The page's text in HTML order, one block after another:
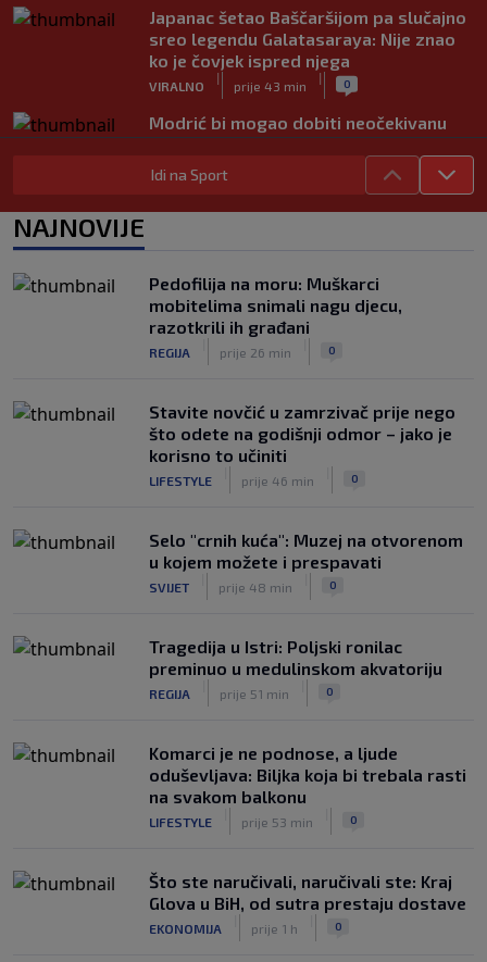
Japanac šetao Baščaršijom pa slučajno
sreo legendu Galatasaraya: Nije znao
ko je čovjek ispred njega
VIRALNO
|
prije 43 min
| 0
Modrić bi mogao dobiti neočekivanu
ulogu u Milanu: Gazzetta nagovijestila
veliki potez
|
| | 0
Isiah Thomas kritikovao Celticse zbog
odnosa prema Brownu: "Nikada ih
Idi na Sport
NAJNOVIJE
Pedofilija na moru: Muškarci
mobitelima snimali nagu djecu,
razotkrili ih građani
REGIJA prije 26 min 0
Stavite novčić u zamrzivač prije nego
što odete na godišnji odmor – jako je
korisno to učiniti
LIFESTYLE prije 46 min 0
Selo "crnih kuća": Muzej na otvorenom
u kojem možete i prespavati
SVIJET prije 48 min 0
Tragedija u Istri: Poljski ronilac
preminuo u medulinskom akvatoriju
REGIJA prije 51 min 0
Komarci je ne podnose, a ljude
oduševljava: Biljka koja bi trebala rasti
na svakom balkonu
LIFESTYLE prije 53 min 0
Što ste naručivali, naručivali ste: Kraj
Glova u BiH, od sutra prestaju dostave
EKONOMIJA prije 1 h 0